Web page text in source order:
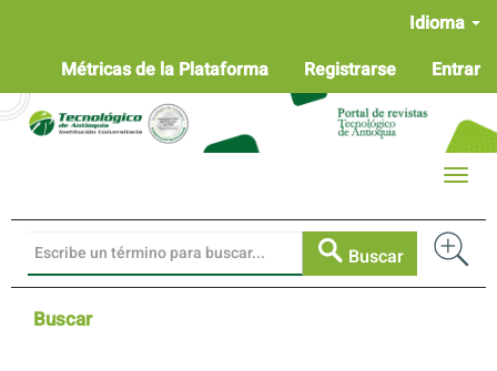
Contenido
principal
Barra
lateral
Idioma
Métricas de la Plataforma
Registrarse Entrar
Buscar
Toggle
Buscar